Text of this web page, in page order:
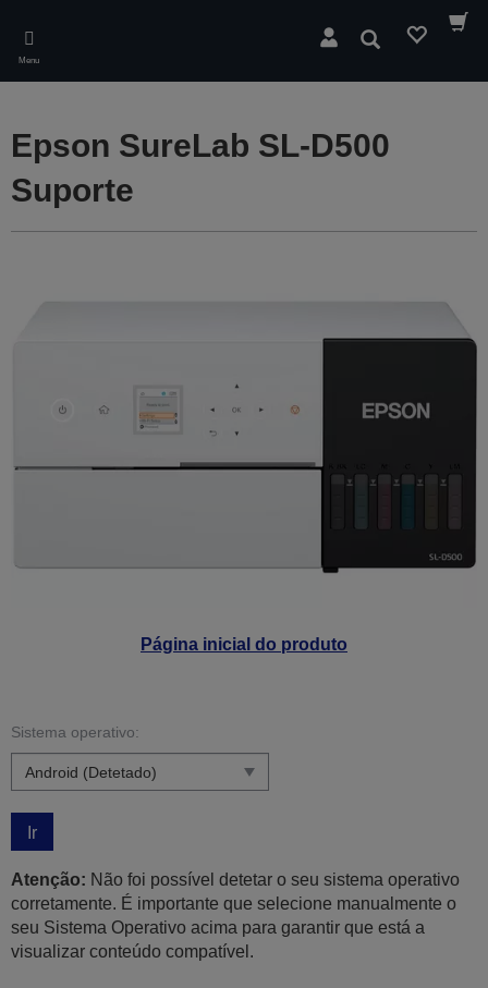
main
content
Menu
Pesquisar
Página inicial do produto
Epson SureLab SL-D500
Suporte
Sistema operativo:
Ir
Atenção: Não foi possível detetar o seu sistema operativo
corretamente. É importante que selecione manualmente o
seu Sistema Operativo acima para garantir que está a
visualizar conteúdo compatível.